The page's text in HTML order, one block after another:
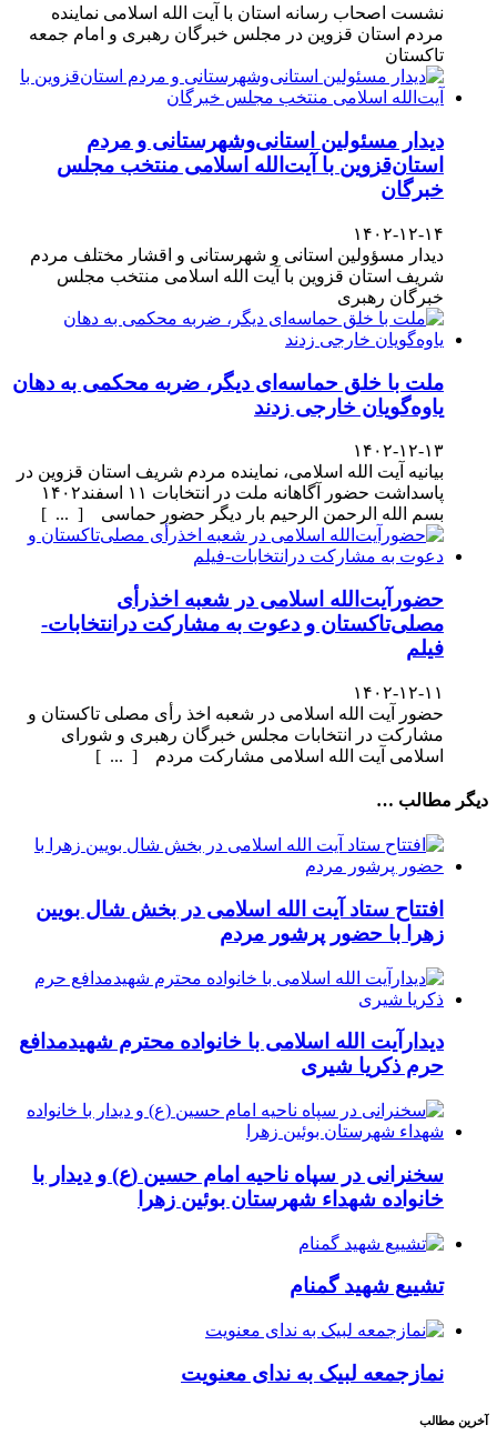
نشست اصحاب رسانه استان با آیت الله اسلامی نماینده
مردم استان قزوین در مجلس خبرگان رهبری و امام جمعه
تاکستان
دیدار مسئولین استانی‌وشهرستانی و مردم‌
استان‌قزوین با آیت‌الله‌ اسلامی منتخب مجلس‌
خبرگان
۱۴۰۲-۱۲-۱۴
دیدار مسؤولین استانی و شهرستانی و اقشار مختلف مردم
شریف استان قزوین با آیت الله اسلامی منتخب مجلس
خبرگان رهبری
ملت با خلق حماسه‌ای دیگر، ضربه محکمی به دهان
یاوه‌گویان خارجی زدند
۱۴۰۲-۱۲-۱۳
بیانیه آیت الله اسلامی، نماینده مردم شریف استان قزوین در
پاسداشت حضور آگاهانه ملت در انتخابات ۱۱ اسفند۱۴۰۲
بسم الله الرحمن الرحیم بار دیگر حضور حماسی [ ... ]
حضورآیت‌الله اسلامی در شعبه اخذرأی
مصلی‌تاکستان و دعوت به مشارکت درانتخابات-
فیلم
۱۴۰۲-۱۲-۱۱
حضور آیت الله اسلامی در شعبه اخذ رأی مصلی تاکستان و
مشارکت در انتخابات مجلس خبرگان رهبری و شورای
اسلامی آیت الله اسلامی مشارکت مردم [ ... ]
دیگر مطالب …
افتتاح ستاد آیت الله اسلامی در بخش شال بویین
زهرا با حضور پرشور مردم
دیدارآیت الله اسلامی با خانواده محترم شهیدمدافع
حرم ذکریا شیری
سخنرانی در سپاه ناحیه امام حسین (ع) و دیدار با
خانواده شهداء شهرستان بوئین زهرا
تشییع شهید گمنام
نمازجمعه لبیک به ندای معنویت
آخرین مطالب